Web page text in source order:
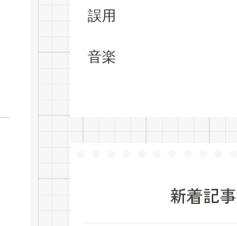
誤用
音楽
新着記事